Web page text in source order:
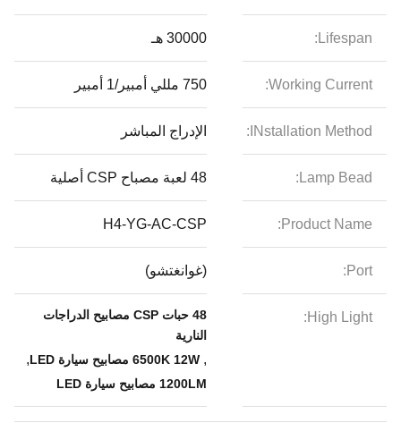
Lifespan: 30000 هـ
Working Current: 750 مللي أمبير/1 أمبير
INstallation Method: الإدراج المباشر
Lamp Bead: 48 لعبة مصباح CSP أصلية
Product Name:
H4-YG-AC-CSP
Port: (غوانغتشو)
High Light:
48 حبات CSP مصابيح الدراجات
النارية
, 6500K 12W مصابيح سيارة LED ,
1200LM مصابيح سيارة LED